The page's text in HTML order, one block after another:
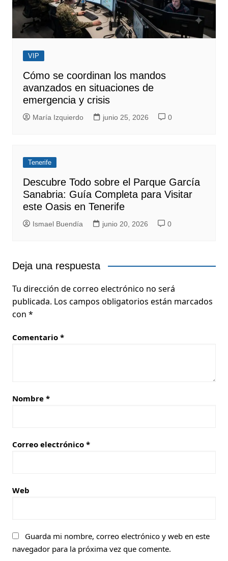
VIP
Cómo se coordinan los mandos
avanzados en situaciones de
emergencia y crisis
María Izquierdo junio 25, 2026 0
Tenerife
Descubre Todo sobre el Parque García
Sanabria: Guía Completa para Visitar
este Oasis en Tenerife
Ismael Buendía junio 20, 2026 0
Deja una respuesta
Tu dirección de correo electrónico no será
publicada. Los campos obligatorios están marcados
con *
Comentario *
Nombre *
Correo electrónico *
Web
Guarda mi nombre, correo electrónico y web en este
navegador para la próxima vez que comente.